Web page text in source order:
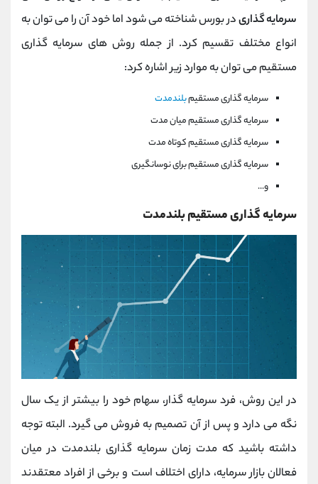
سرمایه گذاریدر بورس شناخته می شود اما خود آن را می توان به
انواع مختلف تقسیم کرد. از جمله روش های سرمایه گذاری
مستقیم می توان به موارد زیر اشاره کرد:
سرمایه گذاری مستقیمبلندمدت
سرمایه گذاری مستقیم میان مدت
سرمایه گذاری مستقیم کوتاه مدت
سرمایه گذاری مستقیم برای نوسانگیری
و...
سرمایه گذاری مستقیم بلندمدت
در این روش، فرد سرمایه گذار، سهام خود را بیشتر از یک سال
نگه می دارد و پس از آن تصمیم به فروش می گیرد. البته توجه
داشته باشید که مدت زمان سرمایه گذاری بلندمدت در میان
فعالان بازار سرمایه، دارای اختلاف است و برخی از افراد معتقدند